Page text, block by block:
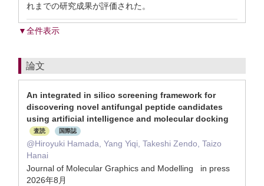
れまでの研究成果が評価された。
▼全件表示
論文
An integrated in silico screening framework for
discovering novel antifungal peptide candidates
using artificial intelligence and molecular docking
査読 国際誌
@Hiroyuki Hamada, Yang Yiqi, Takeshi Zendo, Taizo
Hanai
Journal of Molecular Graphics and Modelling in press
2026年8月